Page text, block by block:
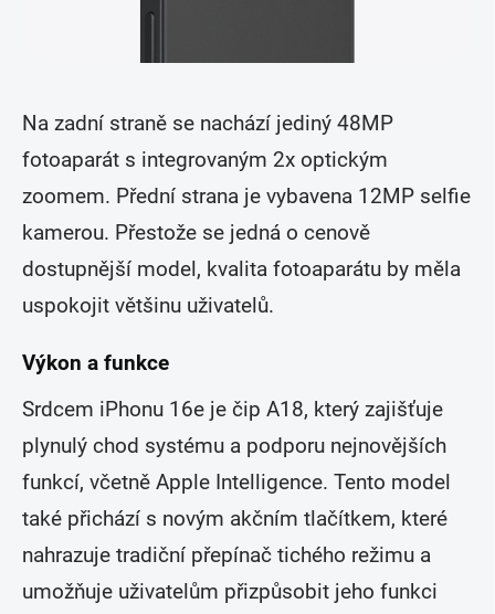
Na zadní straně se nachází jediný 48MP
fotoaparát s integrovaným 2x optickým
zoomem. Přední strana je vybavena 12MP selfie
kamerou. Přestože se jedná o cenově
dostupnější model, kvalita fotoaparátu by měla
uspokojit většinu uživatelů.
Výkon a funkce
Srdcem iPhonu 16e je čip A18, který zajišťuje
plynulý chod systému a podporu nejnovějších
funkcí, včetně Apple Intelligence. Tento model
také přichází s novým akčním tlačítkem, které
nahrazuje tradiční přepínač tichého režimu a
umožňuje uživatelům přizpůsobit jeho funkci